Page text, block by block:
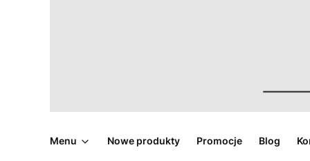
Menu Nowe produkty Promocje Blog